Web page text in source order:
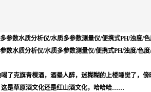
参数水质分析仪/水质多参数测量仪/便携式PH/浊度/
数水质分析仪/水质多参数测量仪/便携式PH/浊度/色
了克旗青棵酒，酒晕人醉，迷糊糊的上楼睡觉了，
这是草原酒文化还是红山酒文化，哈哈哈……